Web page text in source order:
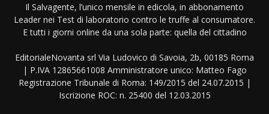
Il Salvagente, l’unico mensile in edicola, in abbonamento
Leader nei Test di laboratorio contro le truffe al consumatore.
E tutti i giorni online da una sola parte: quella del cittadino
EditorialeNovanta srl Via Ludovico di Savoia, 2b, 00185 Roma
| P.IVA 12865661008 Amministratore unico: Matteo Fago
Registrazione Tribunale di Roma: 149/2015 del 24.07.2015 |
Iscrizione ROC: n. 25400 del 12.03.2015